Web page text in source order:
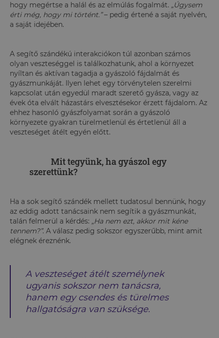
hogy megértse a halál és az elmúlás fogalmát. „Úgysem
érti még, hogy mi történt.”– pedig értené a saját nyelvén,
a saját idejében.
A segítő szándékú interakciókon túl azonban számos
olyan veszteséggel is találkozhatunk, ahol a környezet
nyíltan és aktívan tagadja a gyászoló fájdalmát és
gyászmunkáját. Ilyen lehet egy törvénytelen szerelmi
kapcsolat után egyedül maradt szerető gyásza, vagy az
évek óta elvált házastárs elvesztésekor érzett fájdalom. Az
ehhez hasonló gyászfolyamat során a gyászoló
környezete gyakran türelmetlenül és értetlenül áll a
veszteséget átélt egyén előtt.
Mit tegyünk, ha gyászol egy
szerettünk?
Ha a sok segítő szándék mellett tudatosul bennünk, hogy
az eddig adott tanácsaink nem segítik a gyászmunkát,
talán felmerül a kérdés: „Ha nem ezt, akkor mit kéne
tennem?”. A válasz pedig sokszor egyszerűbb, mint amit
elégnek éreznénk.
A veszteséget átélt személynek
ugyanis sokszor nem tanácsra,
hanem egy csendes és türelmes
hallgatóságra van szüksége.